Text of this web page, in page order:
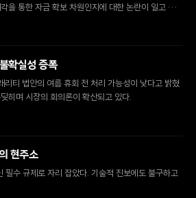
을 통한 자금 확보 차원인지에 대한 논란이 일고 있
확실성 증폭
티 법안의 여름 휴회 전 처리 가능성이 낮다고 밝혔
히며 시장의 회의론이 확산되고 있다.
현주소
수 규제로 자리 잡았다. 기술적 진보에도 불구하고